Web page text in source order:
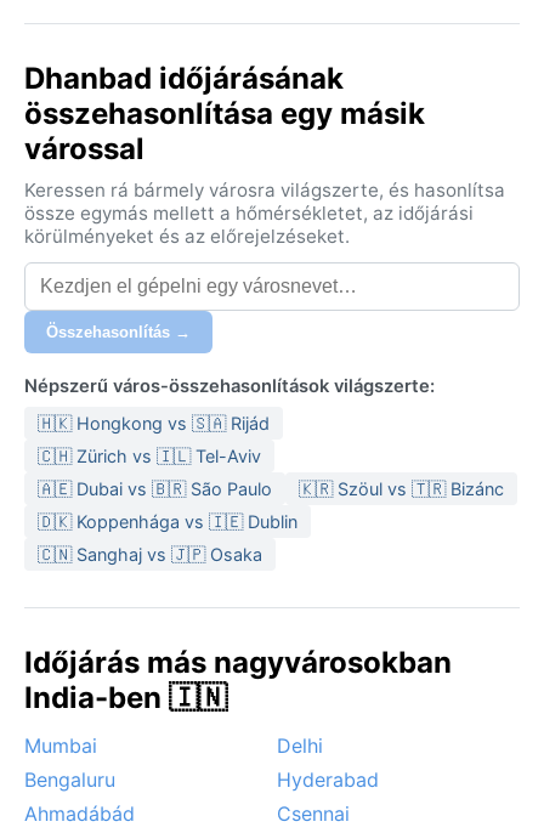
Dhanbad időjárásának
összehasonlítása egy másik
várossal
Keressen rá bármely városra világszerte, és hasonlítsa
össze egymás mellett a hőmérsékletet, az időjárási
körülményeket és az előrejelzéseket.
Összehasonlítás →
Népszerű város-összehasonlítások világszerte:
🇭🇰 Hongkong vs 🇸🇦 Rijád
🇨🇭 Zürich vs 🇮🇱 Tel-Aviv
🇦🇪 Dubai vs 🇧🇷 São Paulo
🇰🇷 Szöul vs 🇹🇷 Bizánc
🇩🇰 Koppenhága vs 🇮🇪 Dublin
🇨🇳 Sanghaj vs 🇯🇵 Osaka
Időjárás más nagyvárosokban
India-ben 🇮🇳
Mumbai
Delhi
Bengaluru
Hyderabad
Ahmadábád
Csennai